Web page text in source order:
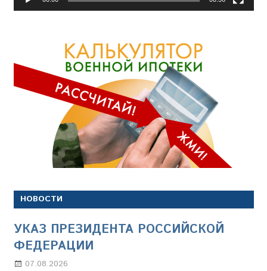
НОВОСТИ
УКАЗ ПРЕЗИДЕНТА РОССИЙСКОЙ
ФЕДЕРАЦИИ
07.08.2026